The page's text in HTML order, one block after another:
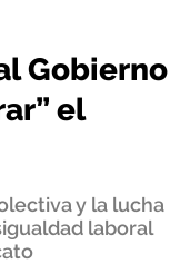
Gobierno
el
y la lucha
laboral